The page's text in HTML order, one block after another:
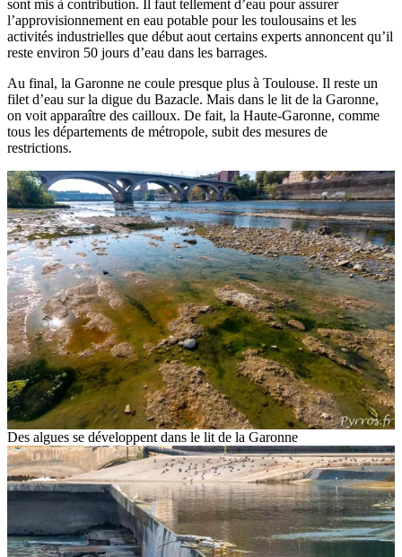
sont mis à contribution. Il faut tellement d’eau pour assurer
l’approvisionnement en eau potable pour les toulousains et les
activités industrielles que début aout certains experts annoncent qu’il
reste environ 50 jours d’eau dans les barrages.
Au final, la Garonne ne coule presque plus à Toulouse. Il reste un
filet d’eau sur la digue du Bazacle. Mais dans le lit de la Garonne,
on voit apparaître des cailloux. De fait, la Haute-Garonne, comme
tous les départements de métropole, subit des mesures de
restrictions.
Des algues se développent dans le lit de la Garonne